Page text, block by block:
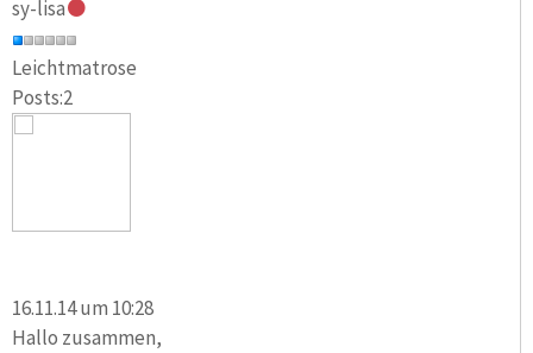
sy-lisa
Leichtmatrose
Posts:2
16.11.14 um 10:28
Hallo zusammen,